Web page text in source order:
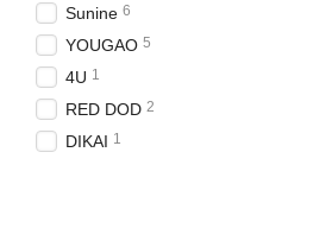
Sunine 6
YOUGAO 5
4U 1
RED DOD 2
DIKAI 1